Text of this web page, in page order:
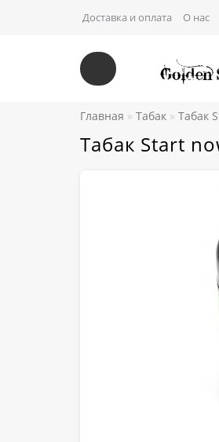
Доставка и оплата О нас
Главная Табак Табак
Табак Start